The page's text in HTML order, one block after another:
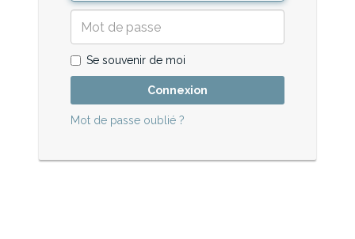
Se souvenir de moi
Connexion
Mot de passe oublié ?